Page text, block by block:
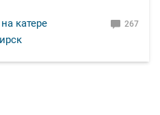
катере
267